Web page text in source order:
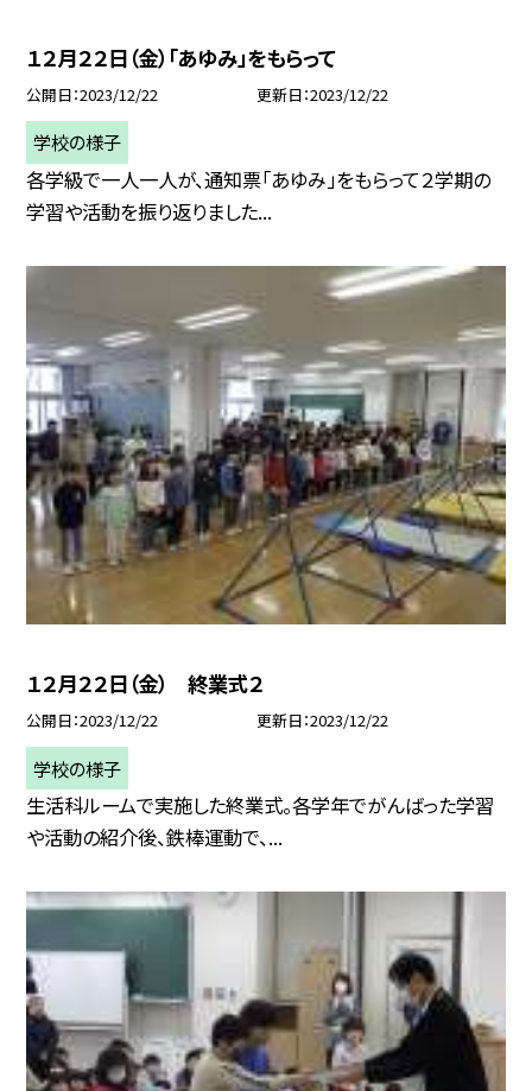
１２月２２日（金）「あゆみ」をもらって
公開日 2023/12/22 更新日 2023/12/22
学校の様子
各学級で一人一人が、通知票「あゆみ」をもらって２学期の
学習や活動を振り返りました...
１２月２２日（金） 終業式２
公開日 2023/12/22 更新日 2023/12/22
学校の様子
生活科ルームで実施した終業式。各学年でがんばった学習
や活動の紹介後、鉄棒運動で、...